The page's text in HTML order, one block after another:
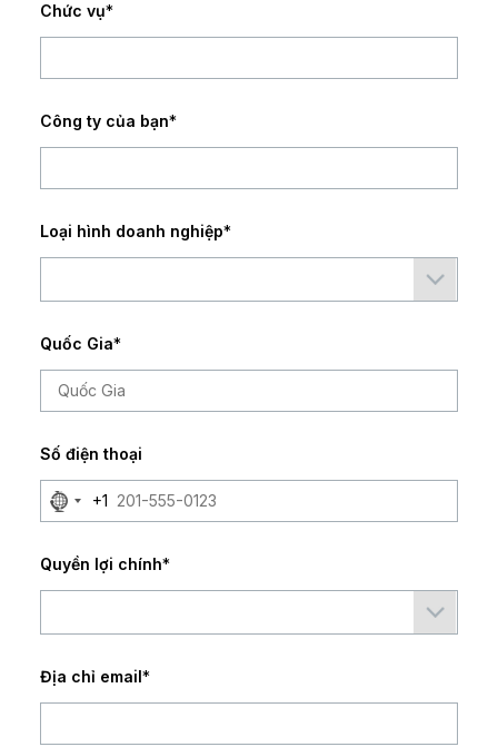
Chức vụ*
Công ty của bạn*
Loại hình doanh nghiệp*
Quốc Gia*
Số điện thoại
No
country
+1
Quyền lợi chính*
Địa chỉ email*